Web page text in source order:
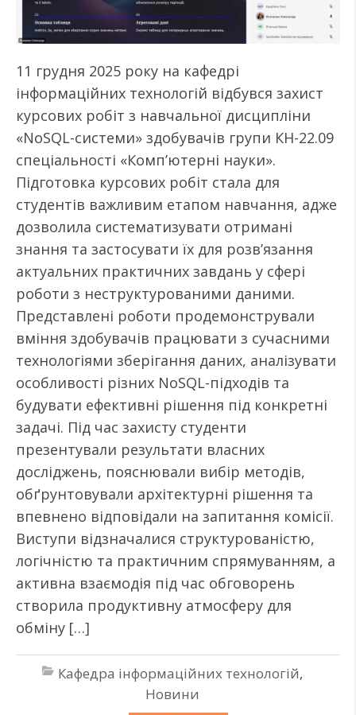
11 грудня 2025 року на кафедрі
інформаційних технологій відбувся захист
курсових робіт з навчальної дисципліни
«NoSQL-системи» здобувачів групи КН-22.09
спеціальності «Комп’ютерні науки».
Підготовка курсових робіт стала для
студентів важливим етапом навчання, адже
дозволила систематизувати отримані
знання та застосувати їх для розв’язання
актуальних практичних завдань у сфері
роботи з неструктурованими даними.
Представлені роботи продемонстрували
вміння здобувачів працювати з сучасними
технологіями зберігання даних, аналізувати
особливості різних NoSQL-підходів та
будувати ефективні рішення під конкретні
задачі. Під час захисту студенти
презентували результати власних
досліджень, пояснювали вибір методів,
обґрунтовували архітектурні рішення та
впевнено відповідали на запитання комісії.
Виступи відзначалися структурованістю,
логічністю та практичним спрямуванням, а
активна взаємодія під час обговорень
створила продуктивну атмосферу для
обміну […]
Кафедра інформаційних технологій,
Новини